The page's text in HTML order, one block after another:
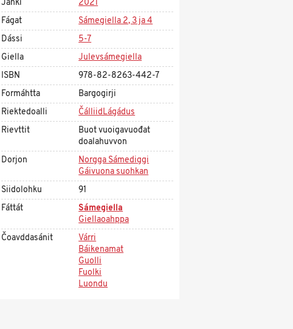
Jahki
2021
Fágat
Sámegiella 2, 3 ja 4
Dássi
5-7
Giella
Julevsámegiella
ISBN
978-82-8263-442-7
Formáhtta
Bargogirji
Riektedoalli
ČálliidLágádus
Rievttit
Buot vuoigavuođat
doalahuvvon
Dorjon
Norgga Sámediggi
Gáivuona suohkan
Siidolohku
91
Fáttát
Sámegiella
Giellaoahppa
Čoavddasánit
Várri
Báikenamat
Guolli
Fuolki
Luondu